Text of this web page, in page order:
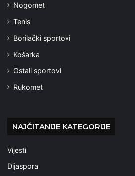
Nogomet
Tenis
Borilački sportovi
Košarka
Ostali sportovi
Rukomet
NAJČITANIJE KATEGORIJE
Vijesti
Dijaspora